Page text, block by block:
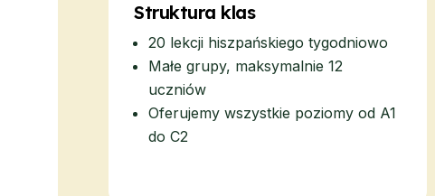
Programy według wieku
16-20 lat
Programy dla młodych
Grupowe zajęcia z języka
Grupowe zajęcia z języka
Struktura klas
20 lekcji hiszpańskiego tygodniowo
Małe grupy, maksymalnie 12
uczniów
Oferujemy wszystkie poziomy od A1
do C2